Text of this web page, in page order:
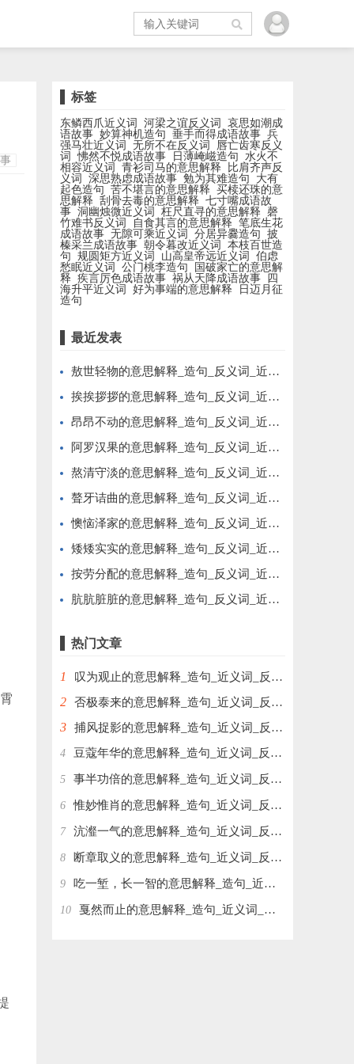
标签
东鳞西爪近义词 河梁之谊反义词
哀思如潮成
语故事 妙算神机造句 垂手而得成语故事 兵
强马壮近义词
无所不在反义词
唇亡齿寒反义
词
怫然不悦成语故事 日薄崦嵫造句 水火不
相容近义词
青衫司马的意思解释
比肩齐声反
义词
深思熟虑成语故事 勉为其难造句
大有
起色造句 苦不堪言的意思解释 买椟还珠的意
思解释 刮骨去毒的意思解释 七寸嘴成语故
事 洞幽烛微近义词 枉尺直寻的意思解释 磬
竹难书反义词
自食其言的意思解释 笔底生花
成语故事 无隙可乘近义词 分居异爨造句 披
榛采兰成语故事 朝令暮改近义词
本枝百世造
句 规圆矩方近义词 山高皇帝远近义词
伯虑
愁眠近义词
公门桃李造句
国破家亡的意思解
释 疾言厉色成语故事 祸从天降成语故事
四
海升平近义词
好为事端的意思解释
日迈月征
造句
最近发表
敖世轻物的意思解释_造句_反义词_近义词_成语故事
挨挨拶拶的意思解释_造句_反义词_近义词_成语故事
昂昂不动的意思解释_造句_反义词_近义词_成语故事
阿罗汉果的意思解释_造句_反义词_近义词_成语故事
熬清守淡的意思解释_造句_反义词_近义词_成语故事
聱牙诘曲的意思解释_造句_反义词_近义词_成语故事
懊恼泽家的意思解释_造句_反义词_近义词_成语故事
矮矮实实的意思解释_造句_反义词_近义词_成语故事
按劳分配的意思解释_造句_反义词_近义词_成语故事
肮肮脏脏的意思解释_造句_反义词_近义词_成语故事
热门文章
1 叹为观止的意思解释_造句_近义词_反义词_成语故事
2 否极泰来的意思解释_造句_近义词_反义词_成语故事
3 捕风捉影的意思解释_造句_近义词_反义词_成语故事
4 豆蔻年华的意思解释_造句_近义词_反义词_成语故事
5 事半功倍的意思解释_造句_近义词_反义词_成语故事
6 惟妙惟肖的意思解释_造句_近义词_反义词_成语故事
7 沆瀣一气的意思解释_造句_近义词_反义词_成语故事
8 断章取义的意思解释_造句_近义词_反义词_成语故事
9 吃一堑，长一智的意思解释_造句_近义词_反义词_成语故事
10 戛然而止的意思解释_造句_近义词_反义词_成语故事